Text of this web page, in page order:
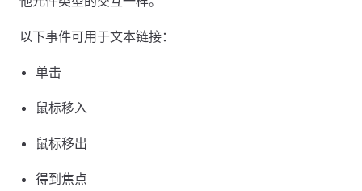
以下事件可用于文本链接：
单击
鼠标移入
鼠标移出
得到焦点